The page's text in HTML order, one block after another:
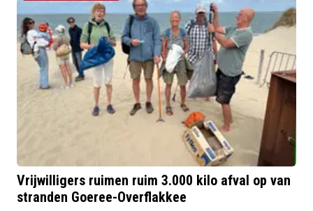
Vrijwilligers ruimen ruim 3.000 kilo afval op van
stranden Goeree-Overflakkee